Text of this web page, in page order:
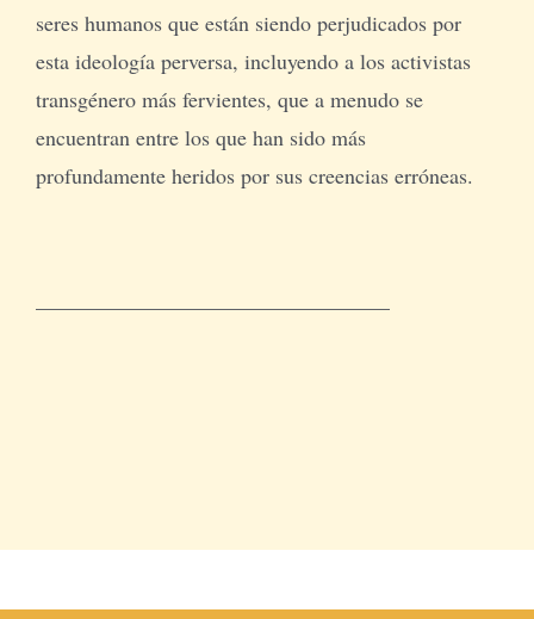
seres humanos que están siendo perjudicados por
esta ideología perversa, incluyendo a los activistas
transgénero más fervientes, que a menudo se
encuentran entre los que han sido más
profundamente heridos por sus creencias erróneas.